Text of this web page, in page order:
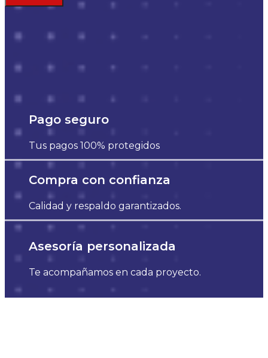
Pago seguro
Tus pagos 100% protegidos
Compra con confianza
Calidad y respaldo garantizados.
Asesoría personalizada
Te acompañamos en cada proyecto.